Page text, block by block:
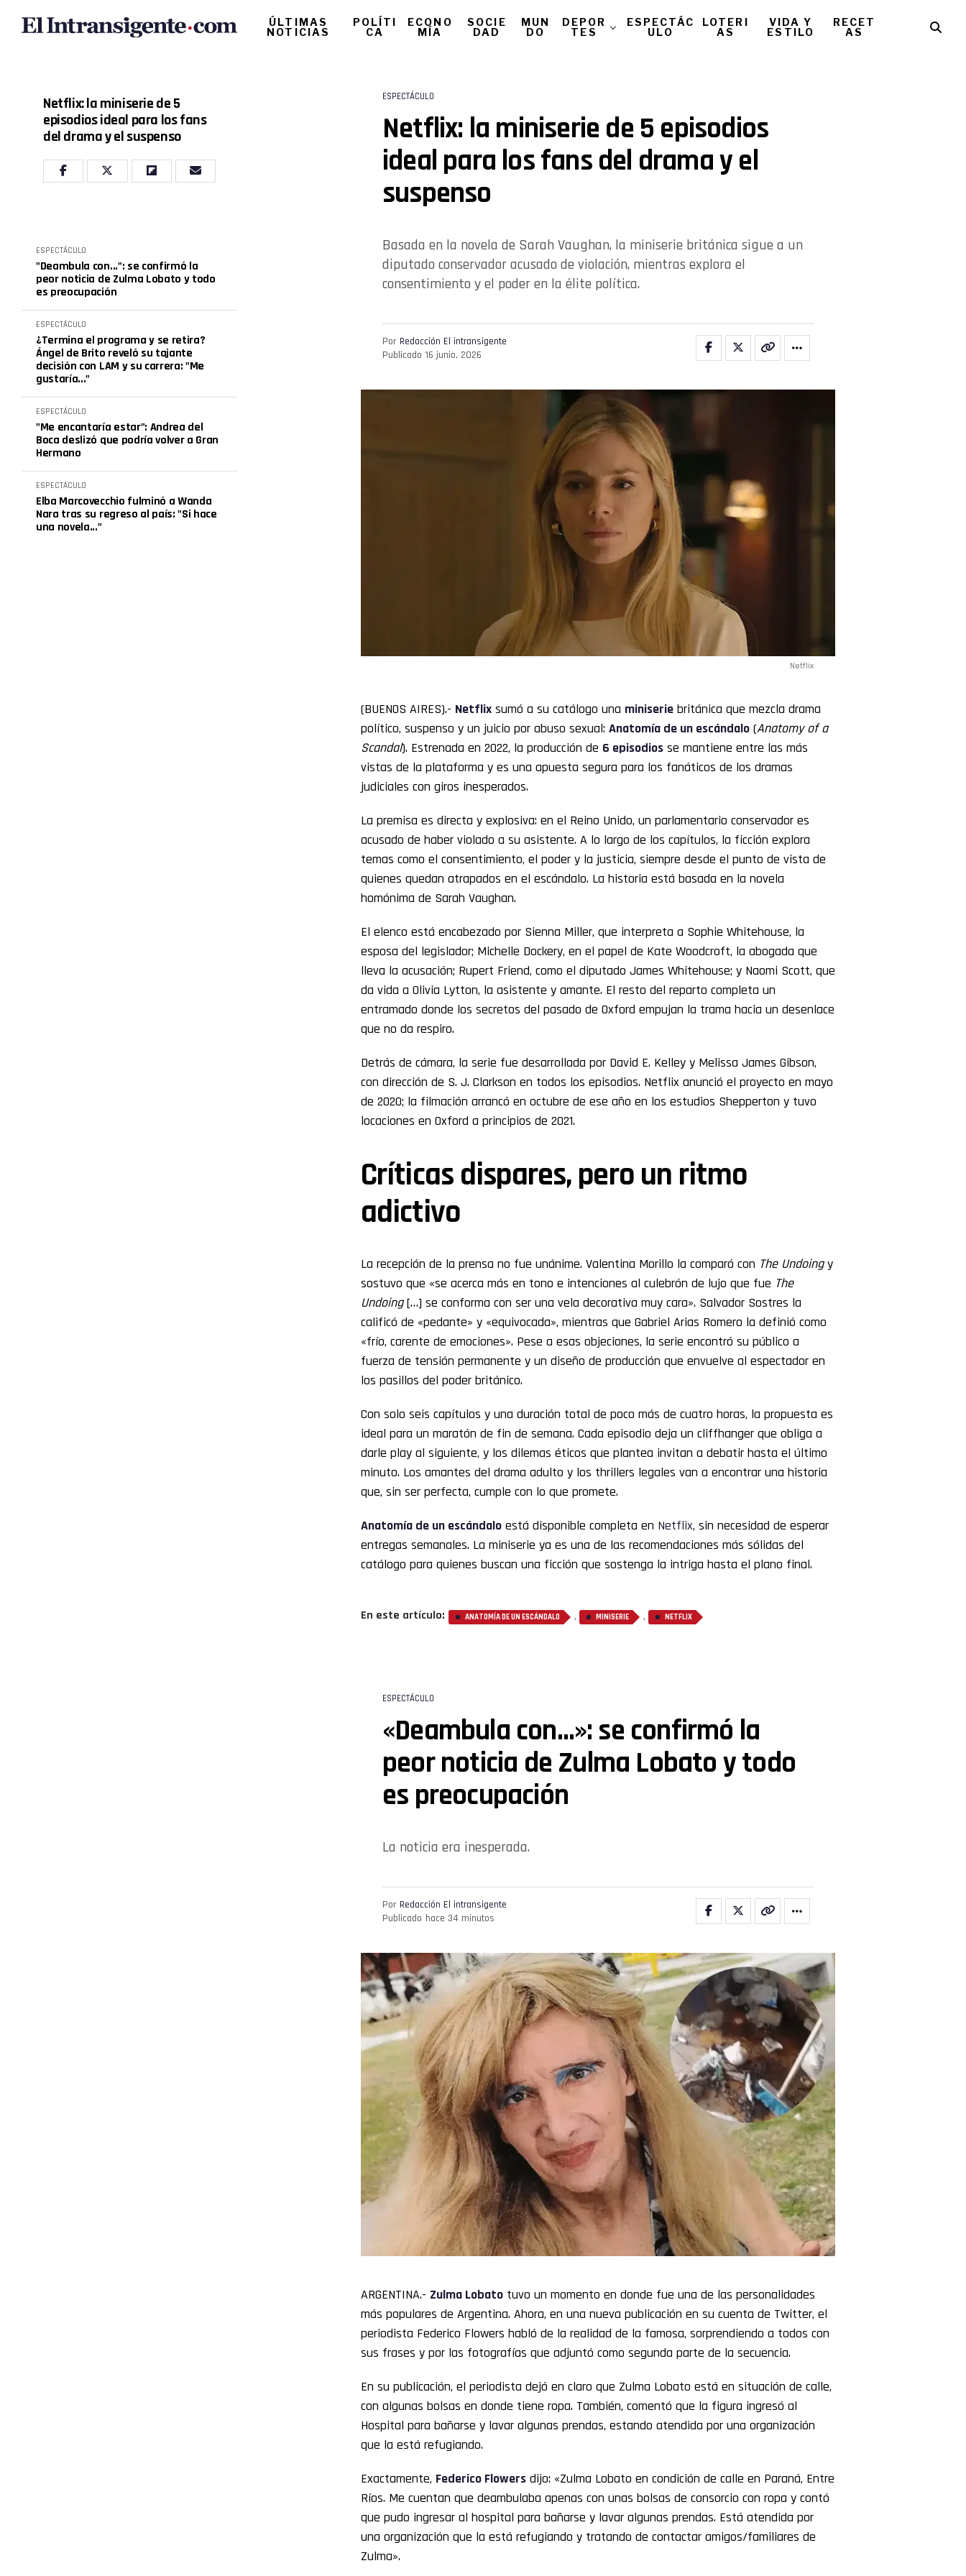
ÚLTIMAS
NOTICIAS
POLÍTI
CA
ECONO
MÍA
SOCIE
DAD
MUN
DO
DEPOR
TES
ESPECTÁC
ULO
LOTERI
AS
VIDA Y
ESTILO
RECET
AS
Netflix: la miniserie de 5
episodios ideal para los fans
del drama y el suspenso
ESPECTÁCULO
"Deambula con...": se confirmó la
peor noticia de Zulma Lobato y todo
es preocupación
ESPECTÁCULO
¿Termina el programa y se retira?
Ángel de Brito reveló su tajante
decisión con LAM y su carrera: "Me
gustaría..."
ESPECTÁCULO
"Me encantaría estar": Andrea del
Boca deslizó que podría volver a Gran
Hermano
ESPECTÁCULO
Elba Marcovecchio fulminó a Wanda
Nara tras su regreso al país: "Si hace
una novela..."
ESPECTÁCULO
Netflix: la miniserie de 5 episodios
ideal para los fans del drama y el
suspenso
Basada en la novela de Sarah Vaughan, la miniserie británica sigue a un
diputado conservador acusado de violación, mientras explora el
consentimiento y el poder en la élite política.
Por Redacción El intransigente
Publicado 16 junio, 2026
Netflix
(BUENOS AIRES).- Netflix sumó a su catálogo una miniserie británica que mezcla drama
político, suspenso y un juicio por abuso sexual: Anatomía de un escándalo (Anatomy of a
Scandal). Estrenada en 2022, la producción de 6 episodios se mantiene entre las más
vistas de la plataforma y es una apuesta segura para los fanáticos de los dramas
judiciales con giros inesperados.
La premisa es directa y explosiva: en el Reino Unido, un parlamentario conservador es
acusado de haber violado a su asistente. A lo largo de los capítulos, la ficción explora
temas como el consentimiento, el poder y la justicia, siempre desde el punto de vista de
quienes quedan atrapados en el escándalo. La historia está basada en la novela
homónima de Sarah Vaughan.
El elenco está encabezado por Sienna Miller, que interpreta a Sophie Whitehouse, la
esposa del legislador; Michelle Dockery, en el papel de Kate Woodcroft, la abogada que
lleva la acusación; Rupert Friend, como el diputado James Whitehouse; y Naomi Scott, que
da vida a Olivia Lytton, la asistente y amante. El resto del reparto completa un
entramado donde los secretos del pasado de Oxford empujan la trama hacia un desenlace
que no da respiro.
Detrás de cámara, la serie fue desarrollada por David E. Kelley y Melissa James Gibson,
con dirección de S. J. Clarkson en todos los episodios. Netflix anunció el proyecto en mayo
de 2020; la filmación arrancó en octubre de ese año en los estudios Shepperton y tuvo
locaciones en Oxford a principios de 2021.
Críticas dispares, pero un ritmo
adictivo
La recepción de la prensa no fue unánime. Valentina Morillo la comparó con The Undoingy
sostuvo que «se acerca más en tono e intenciones al culebrón de lujo que fue The
Undoing[…] se conforma con ser una vela decorativa muy cara». Salvador Sostres la
calificó de «pedante» y «equivocada», mientras que Gabriel Arias Romero la definió como
«frío, carente de emociones». Pese a esas objeciones, la serie encontró su público a
fuerza de tensión permanente y un diseño de producción que envuelve al espectador en
los pasillos del poder británico.
Con solo seis capítulos y una duración total de poco más de cuatro horas, la propuesta es
ideal para un maratón de fin de semana. Cada episodio deja un cliffhanger que obliga a
darle play al siguiente, y los dilemas éticos que plantea invitan a debatir hasta el último
minuto. Los amantes del drama adulto y los thrillers legales van a encontrar una historia
que, sin ser perfecta, cumple con lo que promete.
Anatomía de un escándalo está disponible completa en Netflix, sin necesidad de esperar
entregas semanales. La miniserie ya es una de las recomendaciones más sólidas del
catálogo para quienes buscan una ficción que sostenga la intriga hasta el plano final.
En este artículo: ANATOMÍA DE UN ESCÁNDALO , MINISERIE , NETFLIX
ESPECTÁCULO
«Deambula con…»: se confirmó la
peor noticia de Zulma Lobato y todo
es preocupación
La noticia era inesperada.
Por Redacción El intransigente
Publicado hace 34 minutos
ARGENTINA.- Zulma Lobato tuvo un momento en donde fue una de las personalidades
más populares de Argentina. Ahora, en una nueva publicación en su cuenta de Twitter, el
periodista Federico Flowers habló de la realidad de la famosa, sorprendiendo a todos con
sus frases y por las fotografías que adjuntó como segunda parte de la secuencia.
En su publicación, el periodista dejó en claro que Zulma Lobato está en situación de calle,
con algunas bolsas en donde tiene ropa. También, comentó que la figura ingresó al
Hospital para bañarse y lavar algunas prendas, estando atendida por una organización
que la está refugiando.
Exactamente, Federico Flowers dijo: «Zulma Lobato en condición de calle en Paraná, Entre
Ríos. Me cuentan que deambulaba apenas con unas bolsas de consorcio con ropa y contó
que pudo ingresar al hospital para bañarse y lavar algunas prendas. Está atendida por
una organización que la está refugiando y tratando de contactar amigos/familiares de
Zulma».